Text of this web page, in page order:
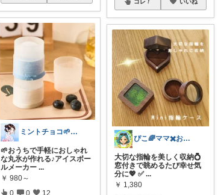
ミントチョコ🌱いつもありがとう
🌱おうちで手軽におしゃれ
な丸氷が作れる♪アイスボー
ルメーカー...
￥ 980～
0 0 12
ぴこ🌈ママ✖️お洒落✖️お得
大切な指輪を美しく収納💍
窓付きで眺めるたび幸せ気
分に💖 ✅ ...
￥ 1,380